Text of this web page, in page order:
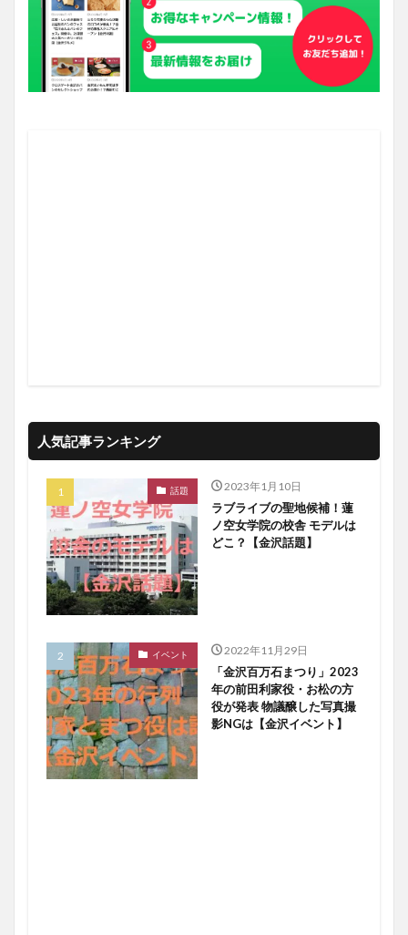
人気記事ランキング
話題 2023年1月10日
ラブライブの聖地候補！蓮
ノ空女学院の校舎 モデルは
どこ？【金沢話題】
イベント 2022年11月29日
「金沢百万石まつり」2023
年の前田利家役・お松の方
役が発表 物議醸した写真撮
影NGは【金沢イベント】